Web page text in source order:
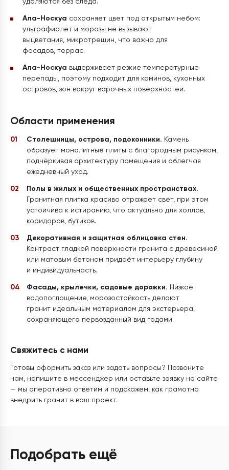
удаляются без следа.
Ала-Носкуа сохраняет цвет под открытым небом:
ультрафиолет и морозы не вызывают
выцветания, микротрещин, что важно для
фасадов, террас.
Ала-Носкуа выдерживает резкие температурные
перепады, поэтому подходит для каминов, кухонных
островов, зон вокруг варочных поверхностей.
Области применения
Столешницы, острова, подоконники. Камень
образует монолитные плиты с благородным рисунком,
подчёркивая архитектуру помещения и облегчая
ежедневный уход.
Полы в жилых и общественных пространствах.
Гранитная плитка красиво отражает свет, при этом
устойчива к истиранию, что актуально для холлов,
коридоров, бутиков.
Декоративная и защитная облицовка стен.
Контраст гладкой поверхности гранита с древесиной
или матовым бетоном придаёт интерьеру глубину
и индивидуальность.
Фасады, крылечки, садовые дорожки. Низкое
водопоглощение, морозостойкость делают
гранит идеальным материалом для экстерьера,
сохраняющего первозданный вид годами.
Свяжитесь с нами
Готовы оформить заказ или задать вопросы? Позвоните
нам, напишите в мессенджер или оставьте заявку на сайте
— мы оперативно ответим и подскажем, как грамотно
внедрить гранит в ваш проект.
Подобрать ещё